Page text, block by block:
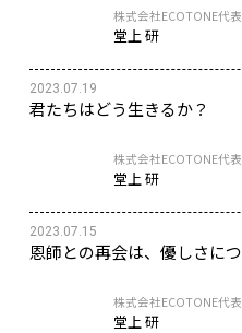
株式会社ECOTONE代
堂上 研
2023.07.19
君たちはどう生きるか？
株式会社ECOTONE代
堂上 研
2023.07.15
恩師との再会は、優しさにつ
株式会社ECOTONE代
堂上 研